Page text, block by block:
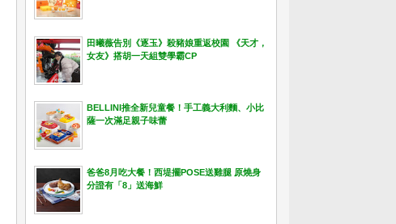
田曦薇告別《逐玉》殺豬娘重返校園 《天才，
女友》搭胡一天組雙學霸CP
BELLINI推全新兒童餐！手工義大利麵、小比
薩一次滿足親子味蕾
爸爸8月吃大餐！西堤擺POSE送雞腿 原燒身
分證有「8」送海鮮